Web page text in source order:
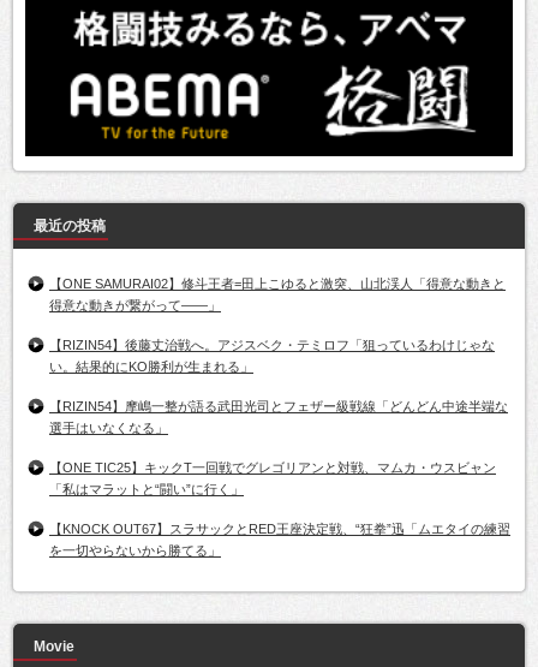
最近の投稿
【ONE SAMURAI02】修斗王者=田上こゆると激突、山北渓人「得意な動きと
得意な動きが繋がって――」
【RIZIN54】後藤丈治戦へ。アジスベク・テミロフ「狙っているわけじゃな
い。結果的にKO勝利が生まれる」
【RIZIN54】摩嶋一整が語る武田光司とフェザー級戦線「どんどん中途半端な
選手はいなくなる」
【ONE TIC25】キックT一回戦でグレゴリアンと対戦、マムカ・ウスビャン
「私はマラットと“闘い”に行く」
【KNOCK OUT67】スラサックとRED王座決定戦、“狂拳”迅「ムエタイの練習
を一切やらないから勝てる」
Movie